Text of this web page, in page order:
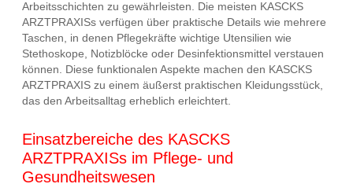
Arbeitsschichten zu gewährleisten. Die meisten KASCKS
ARZTPRAXISs verfügen über praktische Details wie mehrere
Taschen, in denen Pflegekräfte wichtige Utensilien wie
Stethoskope, Notizblöcke oder Desinfektionsmittel verstauen
können. Diese funktionalen Aspekte machen den KASCKS
ARZTPRAXIS zu einem äußerst praktischen Kleidungsstück,
das den Arbeitsalltag erheblich erleichtert.
Einsatzbereiche des KASCKS
ARZTPRAXISs im Pflege- und
Gesundheitswesen